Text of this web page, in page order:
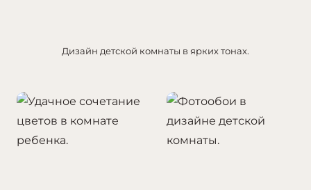
Дизайн детской комнаты в ярких тонах.